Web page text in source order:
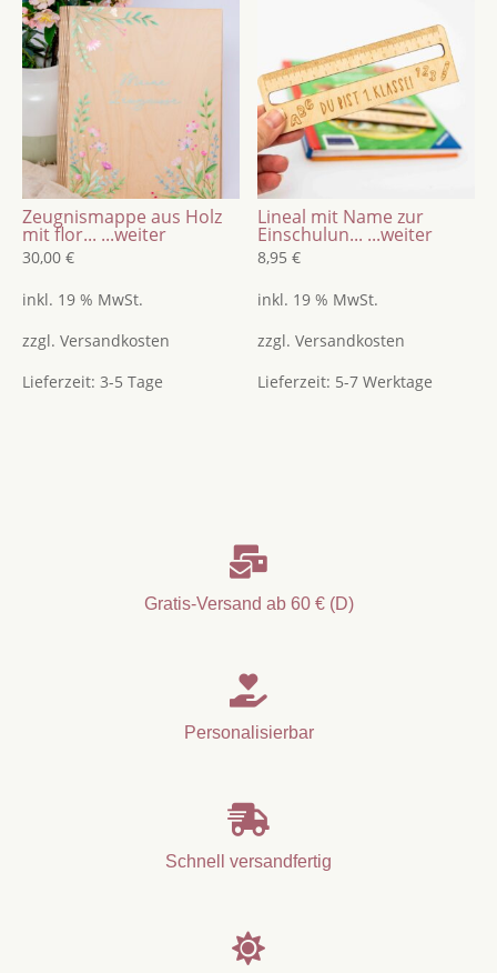
Zeugnismappe aus Holz
mit flor... ...weiter
30,00 €
inkl. 19 % MwSt.
zzgl. Versandkosten
Lieferzeit: 3-5 Tage
Lineal mit Name zur
Einschulun... ...weiter
8,95€
inkl. 19 % MwSt.
zzgl.Versandkosten
Lieferzeit: 5-7 Werktage

Gratis-Versand ab 60 € (D)

Personalisierbar

Schnell versandfertig
